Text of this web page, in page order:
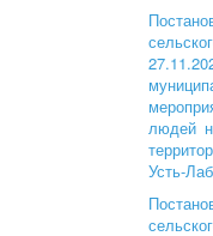
людей
Усть-